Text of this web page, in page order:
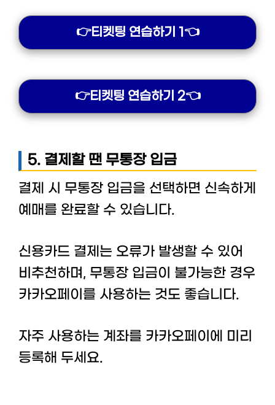
👉티켓팅 연습하기 1👈
👉티켓팅 연습하기 2👈
5. 결제할 땐 무통장 입금
결제 시 무통장 입금을 선택하면 신속하게
예매를 완료할 수 있습니다.
신용카드 결제는 오류가 발생할 수 있어
비추천하며, 무통장 입금이 불가능한 경우
카카오페이를 사용하는 것도 좋습니다.
자주 사용하는 계좌를 카카오페이에 미리
등록해 두세요.